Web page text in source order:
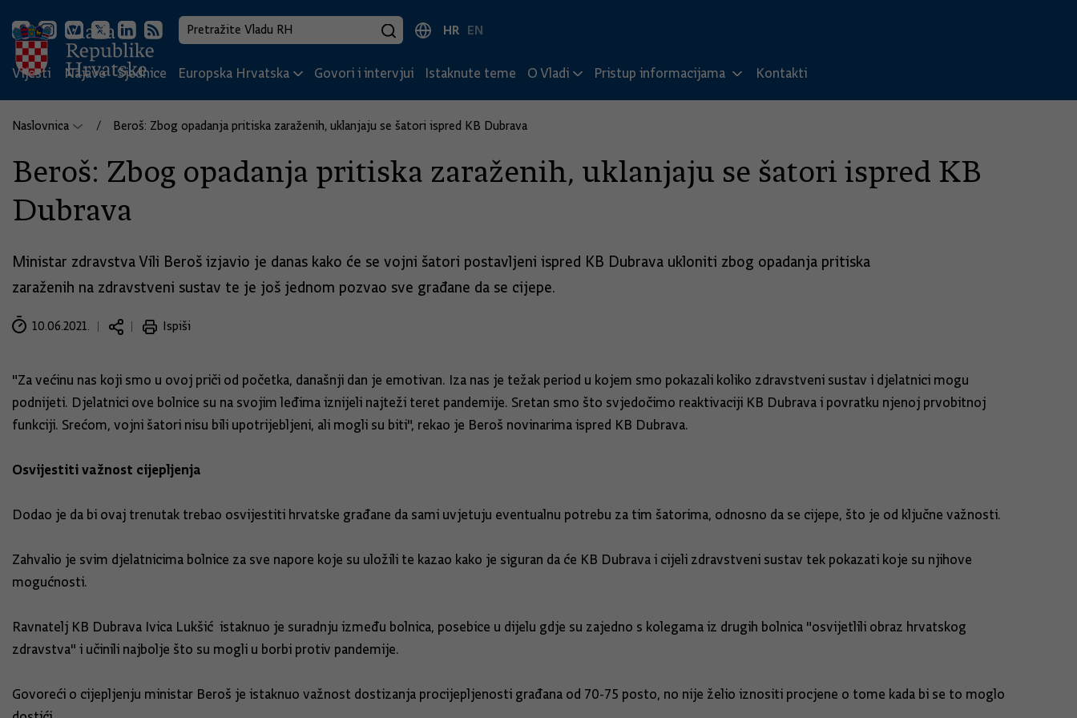
HR EN
Vijesti Najave Sjednice Europska Hrvatska Govori i intervjui Istaknute teme O Vladi Pristup informacijama Kontakti
Naslovnica Beroš: Zbog opadanja pritiska zaraženih, uklanjaju se šatori ispred KB Dubrava
Beroš: Zbog opadanja pritiska zaraženih, uklanjaju se šatori ispred KB
Dubrava
Ministar zdravstva Vili Beroš izjavio je danas kako će se vojni šatori postavljeni ispred KB Dubrava ukloniti zbog opadanja pritiska
zaraženih na zdravstveni sustav te je još jednom pozvao sve građane da se cijepe.
10.06.2021. Ispiši
"Za većinu nas koji smo u ovoj priči od početka, današnji dan je emotivan. Iza nas je težak period u kojem smo pokazali koliko zdravstveni sustav i djelatnici mogu
podnijeti. Djelatnici ove bolnice su na svojim leđima iznijeli najteži teret pandemije. Sretan smo što svjedočimo reaktivaciji KB Dubrava i povratku njenoj prvobitnoj
funkciji. Srećom, vojni šatori nisu bili upotrijebljeni, ali mogli su biti", rekao je Beroš novinarima ispred KB Dubrava.
Osvijestiti važnost cijepljenja
Dodao je da bi ovaj trenutak trebao osvijestiti hrvatske građane da sami uvjetuju eventualnu potrebu za tim šatorima, odnosno da se cijepe, što je od ključne važnosti.
Zahvalio je svim djelatnicima bolnice za sve napore koje su uložili te kazao kako je siguran da će KB Dubrava i cijeli zdravstveni sustav tek pokazati koje su njihove
mogućnosti.
Ravnatelj KB Dubrava Ivica Lukšić istaknuo je suradnju između bolnica, posebice u dijelu gdje su zajedno s kolegama iz drugih bolnica "osvijetlili obraz hrvatskog
zdravstva" i učinili najbolje što su mogli u borbi protiv pandemije.
Govoreći o cijepljenju ministar Beroš je istaknuo važnost dostizanja procijepljenosti građana od 70-75 posto, no nije želio iznositi procjene o tome kada bi se to moglo